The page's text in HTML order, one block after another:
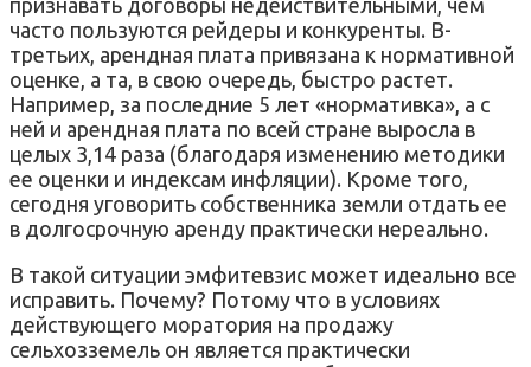
часто пользуются рейдеры и конкуренты. В-
третьих, арендная плата привязана к нормативной
оценке, а та, в свою очередь, быстро растет.
Например, за последние 5 лет «нормативка», а с
ней и арендная плата по всей стране выросла в
целых 3,14 раза (благодаря изменению методики
ее оценки и индексам инфляции). Кроме того,
сегодня уговорить собственника земли отдать ее
в долгосрочную аренду практически нереально.
В такой ситуации эмфитевзис может идеально все
исправить. Почему? Потому что в условиях
действующего моратория на продажу
сельхозземель он является практически